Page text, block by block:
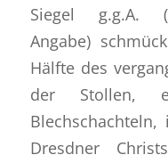
Siegel g.g.A.
Angabe)
Hälfte des
der Stollen,
Dresdner